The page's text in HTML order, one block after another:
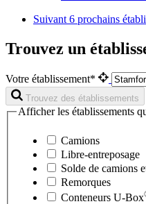
Suivant 6 prochains
Trouvez un
Votre établissement*
Trouvez des établissements
Afficher les établissements
Camions
Libre-entreposage
Solde de camions
Remorques
Conteneurs U-Box